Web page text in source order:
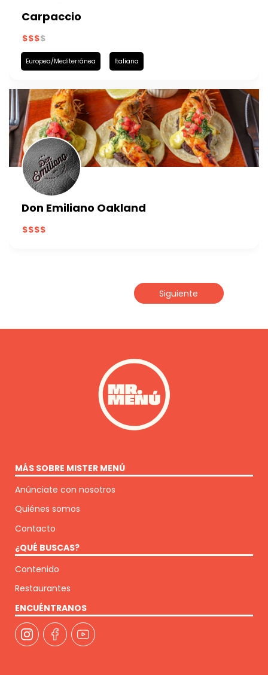
Carpaccio
Europea/Mediterránea Italiana
Don Emiliano Oakland
Siguiente
MÁS SOBRE MISTER MENÚ
Anúnciate con nosotros
Quiénes somos
Contacto
¿QUÉ BUSCAS?
Contenido
Restaurantes
ENCUÉNTRANOS